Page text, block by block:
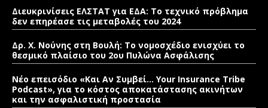
Διευκρινίσεις ΕΛΣΤΑΤ για ΕΔΑ: Το τεχνικό πρόβλημα
δεν επηρέασε τις μεταβολές του 2024
Δρ. Χ. Νούνης στη Βουλή: Το νομοσχέδιο ενισχύει το
θεσμικό πλαίσιο του 2ου Πυλώνα Ασφάλισης
Νέο επεισόδιο «Και Αν Συμβεί… Your Insurance Tribe
Podcast», για το κόστος αποκατάστασης ακινήτων
και την ασφαλιστική προστασία